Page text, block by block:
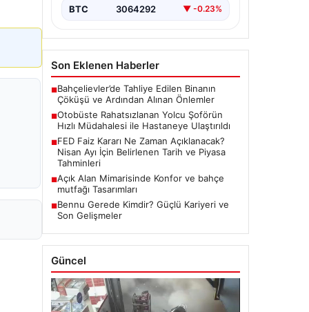
BTC 3064292 ▼ -0.23%
Son Eklenen Haberler
■Bahçelievler’de Tahliye Edilen Binanın
Çöküşü ve Ardından Alınan Önlemler
■Otobüste Rahatsızlanan Yolcu Şoförün
Hızlı Müdahalesi ile Hastaneye Ulaştırıldı
■FED Faiz Kararı Ne Zaman Açıklanacak?
Nisan Ayı İçin Belirlenen Tarih ve Piyasa
Tahminleri
■Açık Alan Mimarisinde Konfor ve bahçe
mutfağı Tasarımları
■Bennu Gerede Kimdir? Güçlü Kariyeri ve
Son Gelişmeler
Güncel